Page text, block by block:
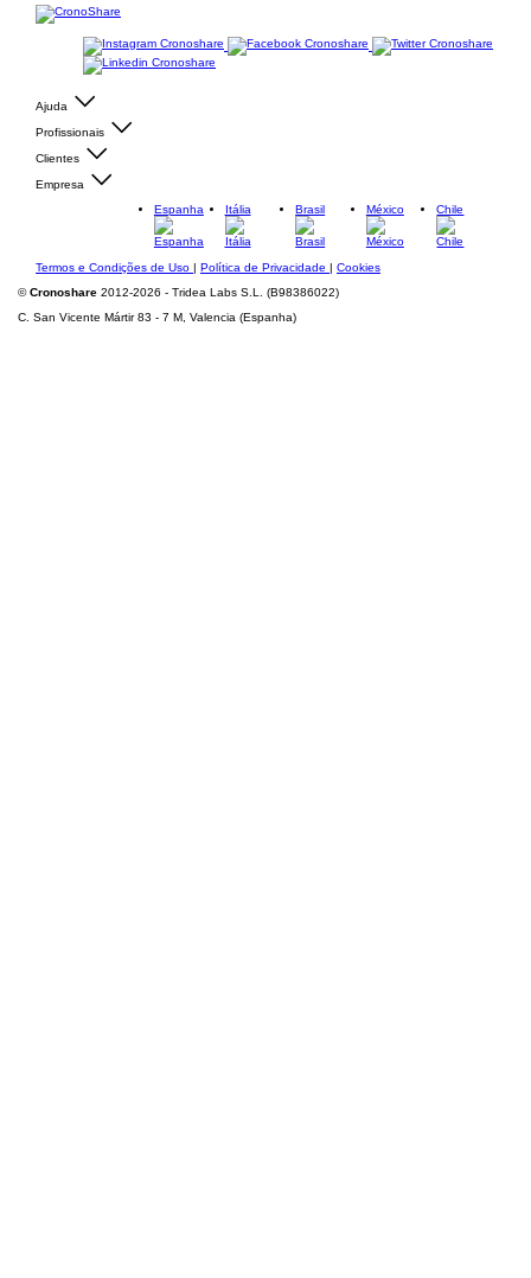
Ajuda
Profissionais
Clientes
Empresa
Espanha
Itália Brasil México Chile
Termos e Condições de Uso | Política de Privacidade | Cookies
©Cronoshare 2012-2026 - Tridea Labs S.L. (B98386022)
C. San Vicente Mártir 83 - 7 M, Valencia (Espanha)